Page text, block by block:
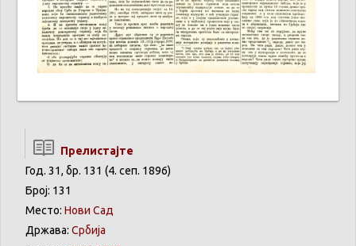
Прелистајте
Год. 31, бр. 131 (4. сеп. 1896)
Број: 131
Место: Нови Сад
Држава: Србија